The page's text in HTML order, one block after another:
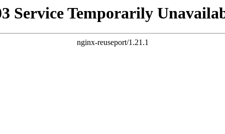
Service Temporarily
nginx-reuseport/1.21.1